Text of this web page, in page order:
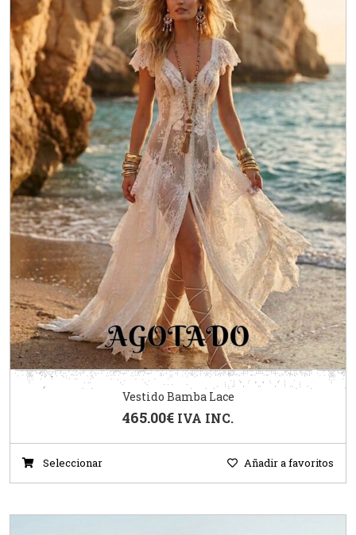
Vestido Bamba Lace
465.00€ IVA INC.
Seleccionar Añadir a favoritos